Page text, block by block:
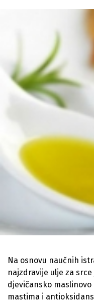
Na osnovu naučnih
najzdravije ulje za
djevičansko
mastima i